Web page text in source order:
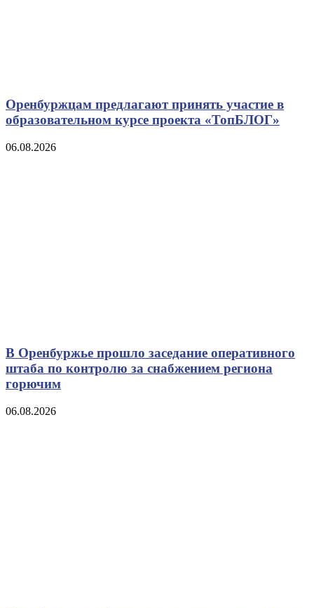
Оренбуржцам предлагают принять участие в
образовательном курсе проекта «ТопБЛОГ»
06.08.2026
В Оренбуржье прошло заседание оперативного
штаба по контролю за снабжением региона
горючим
06.08.2026